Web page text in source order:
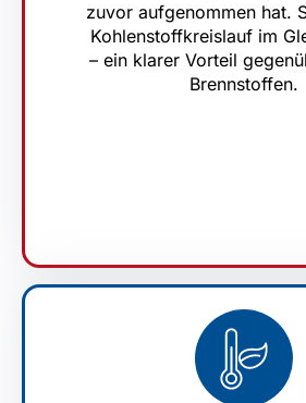
zuvor aufgenommen hat.
Kohlenstoffkreislauf im
– ein klarer Vorteil
Brennstoffen.